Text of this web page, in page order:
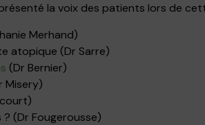
la voix des patients lors de
Merhand)
atopique (Dr Sarre)
(Dr Bernier)
Misery)
(Dr Fougerousse)